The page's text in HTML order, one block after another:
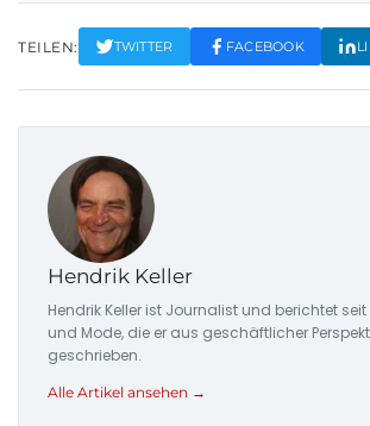
TEILEN: TWITTER FACEBOOK
Hendrik Keller
Hendrik Keller ist Journalist und berichtet
und Mode, die er aus geschäftlicher
geschrieben.
Alle Artikel ansehen →